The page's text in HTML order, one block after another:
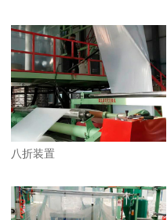
八折装置